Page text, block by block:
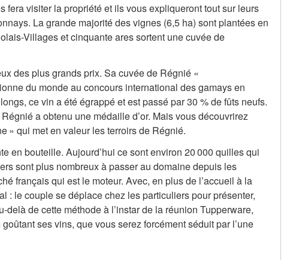
fera visiter la propriété et ils vous expliqueront tout sur leurs
La grande majorité des vignes (6,5 ha) sont plantées en
Villages et cinquante ares sortent une cuvée de
des plus grands prix. Sa cuvée de Régnié «
du monde au concours international des gamays en
ce vin a été égrappé et est passé par 30 % de fûts neufs.
a obtenu une médaille d’or. Mais vous découvrirez
» qui met en valeur les terroirs de Régnié.
en bouteille. Aujourd’hui ce sont environ 20 000 quilles qui
sont plus nombreux à passer au domaine depuis les
français qui est le moteur. Avec, en plus de l’accueil à la
: le couple se déplace chez les particuliers pour présenter,
de cette méthode à l’instar de la réunion Tupperware,
ses vins, que vous serez forcément séduit par l’une